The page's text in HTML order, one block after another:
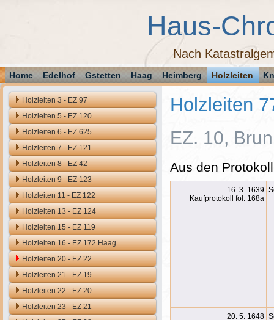
Haus-
Nach
Home Edelhof Gstetten Haag Heimberg Holzleiten
Holzleiten 3 - EZ 97
Holzleiten 5 - EZ 120
Holzleiten 6 - EZ 625
Holzleiten 7 - EZ 121
Holzleiten 8 - EZ 42
Holzleiten 9 - EZ 123
Holzleiten 11 - EZ 122
Holzleiten 13 - EZ 124
Holzleiten 15 - EZ 119
Holzleiten 16 - EZ 172 Haag
Holzleiten 20 - EZ 22
Holzleiten 21 - EZ 19
Holzleiten 22 - EZ 20
Holzleiten 23 - EZ 21
Holzleiten
EZ. 10,
Aus den
16. 3. 1639
Kaufprotokoll fol. 168a
20. 5. 1648